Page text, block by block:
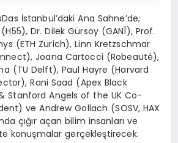
İstanbul’daki Ana Sahne’de;
Dr. Dilek Gürsoy (GANÎ), Prof.
(ETH Zurich), Linn Kretzschmar
Joana Cartocci (Robeauté),
(TU Delft), Paul Hayre (Harvard
Rani Saad (Apex Black
Stanford Angels of the UK Co-
ve Andrew Gollach (SOSV, HAX
çığır açan bilim insanları ve
konuşmalar gerçekleştirecek.